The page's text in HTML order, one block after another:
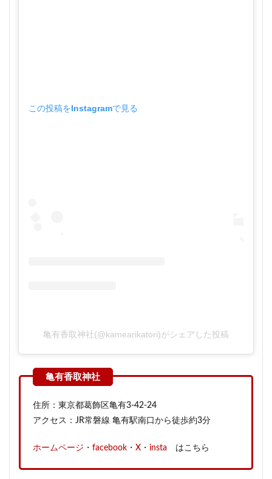
この投稿をInstagramで見る
亀有香取神社(@kamearikatori)がシェアした投稿
住所：東京都葛飾区亀有3-42-24
アクセス：JR常磐線 亀有駅南口から徒歩約3分
ホームページ ・ facebook ・ X ・ insta はこちら